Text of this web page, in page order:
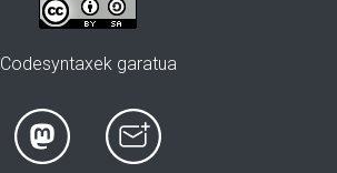
Codesyntaxek garatua